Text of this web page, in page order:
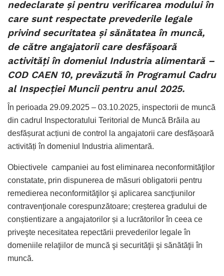
nedeclarate și pentru verificarea modului în
care sunt respectate prevederile legale
privind securitatea și sănătatea în muncă,
de către angajatorii care desfășoară
activități în domeniul Industria alimentară –
COD CAEN 10, prevăzută în Programul Cadru
al Inspecției Muncii pentru anul 2025.
În perioada 29.09.2025 – 03.10.2025, inspectorii de muncă
din cadrul Inspectoratului Teritorial de Muncă Brăila au
desfășurat acțiuni de control la angajatorii care desfășoară
activități în domeniul Industria alimentară.
Obiectivele campaniei au fost eliminarea neconformităţilor
constatate, prin dispunerea de măsuri obligatorii pentru
remedierea neconformităţilor şi aplicarea sancţiunilor
contravenţionale corespunzătoare; creșterea gradului de
conștientizare a angajatorilor și a lucrătorilor în ceea ce
priveşte necesitatea repectării prevederilor legale în
domeniile relaţiilor de muncă şi securităţii şi sănătăţii în
muncă.